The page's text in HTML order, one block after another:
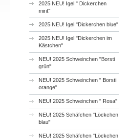
2025 NEU! Igel " Dickerchen
mint"
2025 NEU! Igel "Dickerchen blue"
2025 NEU! Igel "Dickerchen im
Kästchen"
NEU! 2025 Schweinchen "Borsti
grün"
NEU! 2025 Schweinchen " Borsti
orange"
NEU! 2025 Schweinchen " Rosa"
NEU! 2025 Schäfchen "Löckchen
blau"
NEU! 2025 Schäfchen "Löckchen